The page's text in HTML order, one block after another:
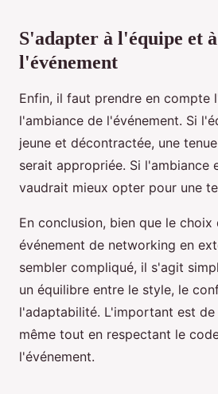
S'adapter à l'équipe et
l'événement
Enfin, il faut prendre en compte
l'ambiance de l'événement. Si
jeune et décontractée, une
serait appropriée. Si l'ambiance
vaudrait mieux opter pour une
En conclusion, bien que le
événement de networking en
sembler compliqué, il s'agit
un équilibre entre le style, le
l'adaptabilité. L'important est
même tout en respectant le
l'événement.